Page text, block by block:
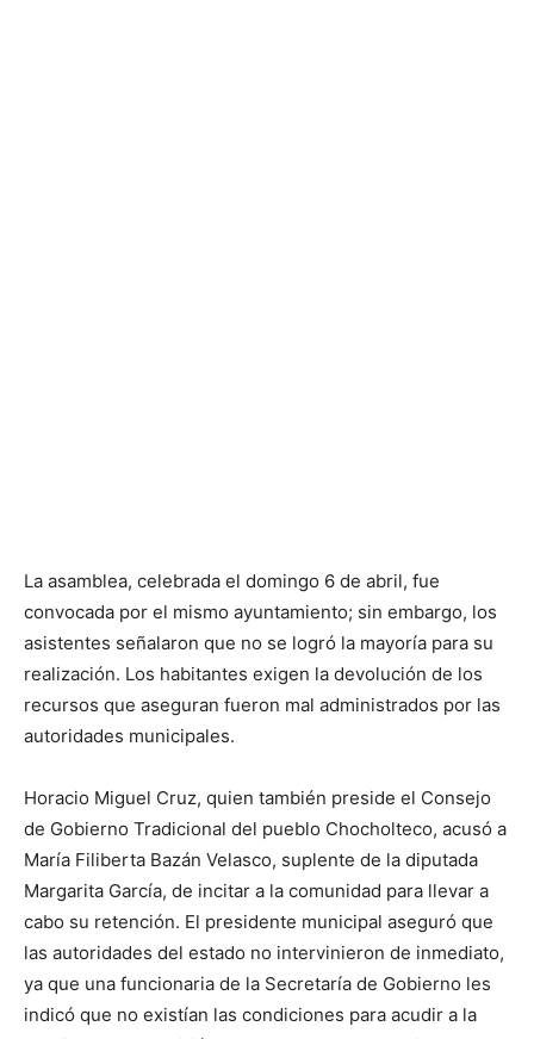
La asamblea, celebrada el domingo 6 de abril, fue
convocada por el mismo ayuntamiento; sin embargo, los
asistentes señalaron que no se logró la mayoría para su
realización. Los habitantes exigen la devolución de los
recursos que aseguran fueron mal administrados por las
autoridades municipales.
Horacio Miguel Cruz, quien también preside el Consejo
de Gobierno Tradicional del pueblo Chocholteco, acusó a
María Filiberta Bazán Velasco, suplente de la diputada
Margarita García, de incitar a la comunidad para llevar a
cabo su retención. El presidente municipal aseguró que
las autoridades del estado no intervinieron de inmediato,
ya que una funcionaria de la Secretaría de Gobierno les
indicó que no existían las condiciones para acudir a la